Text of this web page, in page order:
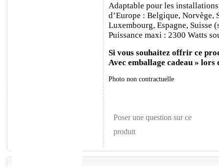
Adaptable pour les
d’Europe : Belgique, Norvège,
Luxembourg, Espagne, Suisse
Puissance maxi : 2300 Watts
Si vous souhaitez offrir ce
Avec emballage cadeau » lors
Photo non contractuelle
Poser une question sur ce
produit